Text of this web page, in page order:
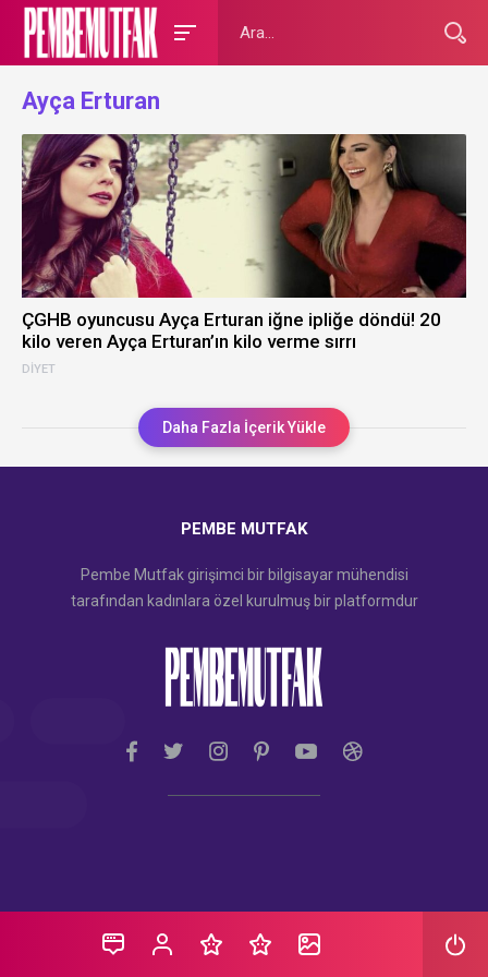
Ayça Erturan
DIYET
ÇGHB oyuncusu Ayça Erturan iğne ipliğe döndü! 20
kilo veren Ayça Erturan’ın kilo verme sırrı
Daha Fazla İçerik Yükle
PEMBE MUTFAK
Pembe Mutfak girişimci bir bilgisayar mühendisi
tarafından kadınlara özel kurulmuş bir platformdur